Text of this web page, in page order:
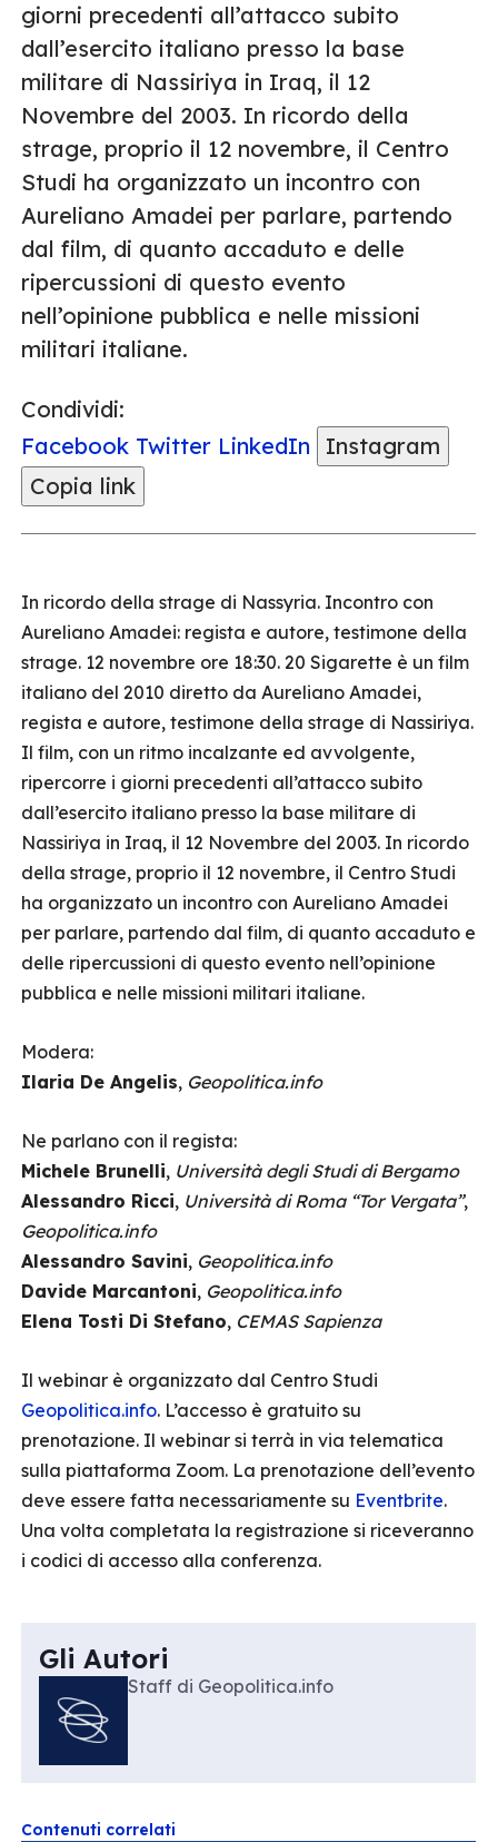
giorni precedenti all’attacco subito
dall’esercito italiano presso la base
militare di Nassiriya in Iraq, il 12
Novembre del 2003. In ricordo della
strage, proprio il 12 novembre, il Centro
Studi ha organizzato un incontro con
Aureliano Amadei per parlare, partendo
dal film, di quanto accaduto e delle
ripercussioni di questo evento
nell’opinione pubblica e nelle missioni
militari italiane.
Condividi:
Facebook Twitter LinkedIn
Instagram
Copia link
In ricordo della strage di Nassyria. Incontro con
Aureliano Amadei: regista e autore, testimone della
strage. 12 novembre ore 18:30. 20 Sigarette è un film
italiano del 2010 diretto da Aureliano Amadei,
regista e autore, testimone della strage di Nassiriya.
Il film, con un ritmo incalzante ed avvolgente,
ripercorre i giorni precedenti all’attacco subito
dall’esercito italiano presso la base militare di
Nassiriya in Iraq, il 12 Novembre del 2003. In ricordo
della strage, proprio il 12 novembre, il Centro Studi
ha organizzato un incontro con Aureliano Amadei
per parlare, partendo dal film, di quanto accaduto e
delle ripercussioni di questo evento nell’opinione
pubblica e nelle missioni militari italiane.
Modera:
Ilaria De Angelis, Geopolitica.info
Ne parlano con il regista:
Michele Brunelli, Università degli Studi di Bergamo
Alessandro Ricci, Università di Roma “Tor Vergata”,
Geopolitica.info
Alessandro Savini, Geopolitica.info
Davide Marcantoni, Geopolitica.info
Elena Tosti Di Stefano, CEMAS Sapienza
Il webinar è organizzato dal Centro Studi
Geopolitica.info. L’accesso è gratuito su
prenotazione. Il webinar si terrà in via telematica
sulla piattaforma Zoom. La prenotazione dell’evento
deve essere fatta necessariamente su Eventbrite.
Una volta completata la registrazione si riceveranno
i codici di accesso alla conferenza.
Gli Autori
Staff di Geopolitica.info
Contenuti correlati